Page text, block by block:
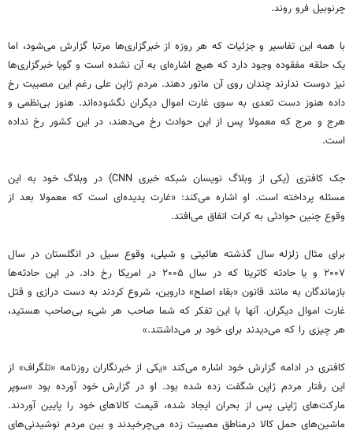
چرنوبیل فرو روند.
با همه این تفاسیر و جزئیات که هر روزه از خبرگزاری‌ها مرتبا گزارش می‌شود، اما
یک حلقه مفقوده وجود دارد که هیچ اشاره‌ای به آن نشده است و گویا خبرگزاری‌ها
نیز دوست ندارند چندان روی آن مانور دهند. مردم ژاپن علی رغم این مصیبت رخ
داده هنوز دست تعدی به سوی غارت اموال دیگران نگشوده‌اند. هنوز بی‌نظمی و
هرج و مرج که معمولا پس از این حوادث رخ می‌دهند، در این کشور رخ نداده
است.
جک کافتری (یکی از وبلاگ نویسان شبکه خبری CNN) در وبلاگ خود به این
مسئله پرداخته است. او اشاره می‌کند: «غارت پدیده‌ای است که معمولا بعد از
وقوع چنین حوادثی به کرات اتفاق می‌افتد.
برای مثال زلزله سال گذشته هائیتی و شیلی، وقوع سیل در انگلستان در سال
۲۰۰۷ و یا حادثه کاترینا که در سال ۲۰۰۵ در امریکا رخ داد. در این حادثه‌ها
بازماندگان به مانند قانون «بقاء اصلح» داروین، شروع کردند به دست درازی و قتل
غارت اموال دیگران. آنها با این تفکر که شما صاحب هر شیء بی‌صاحب هستید،
هر چیزی را که می‌دیدند برای خود بر می‌داشتند.»
کافتری در ادامه گزارش خود اشاره می‌کند «یکی از خبرنگاران روزنامه «تلگراف» از
این رفتار مردم ژاپن شگفت زده شده بود. او در گزارش خود آورده بود «سوپر
مارکت‌های ژاپنی پس از بحران ایجاد شده، قیمت کالاهای خود را پایین آوردند.
ماشین‌های حمل کالا درمناطق مصیبت زده می‌چرخیدند و بین مردم نوشیدنی‌های